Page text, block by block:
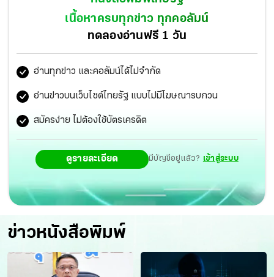
แต่อยู่ที่สมาชิกจะเลือก แจงแคนดิเดตนายกฯยังไม่ตกผลึก
“ประเสริฐ” เชื่อ “พจมาน-เพรียวพันธ์” ไม่ลงการเมืองแน่
พปชร.-ปชป.แห่โพลเชลียร์ คุยฟุ้งผลงานเพียบ
เนื้อหาครบทุกข่าว ทุกคอลัมน์
ทดลองอ่านฟรี 1 วัน
อ่านทุกข่าว และคอลัมน์ได้ไม่จำกัด
อ่านข่าวบนเว็บไซต์ไทยรัฐ แบบไม่มีโฆษณารบกวน
สมัครง่าย ไม่ต้องใช้บัตรเครดิต
ดูรายละเอียด มีบัญชีอยู่แล้ว? เข้าสู่ระบบ
ข่าวหนังสือพิมพ์